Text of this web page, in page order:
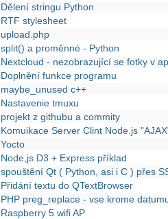
Dělení stringu Python
RTF stylesheet
upload.php
split() a proměnné - Python
Nextcloud - nezobrazující se fotky v
Doplnění funkce programu
maybe_unused c++
Nastavenie tmuxu
projekt z githubu a commity
Komuikace Server Clint Node.js
Yocto
Node,js D3 + Express příklad
spouštění Qt ( Python, asi i C ) přes
Přidání textu do QTextBrowser
PHP preg_replace - vse krome
Raspberry 5 wifi AP